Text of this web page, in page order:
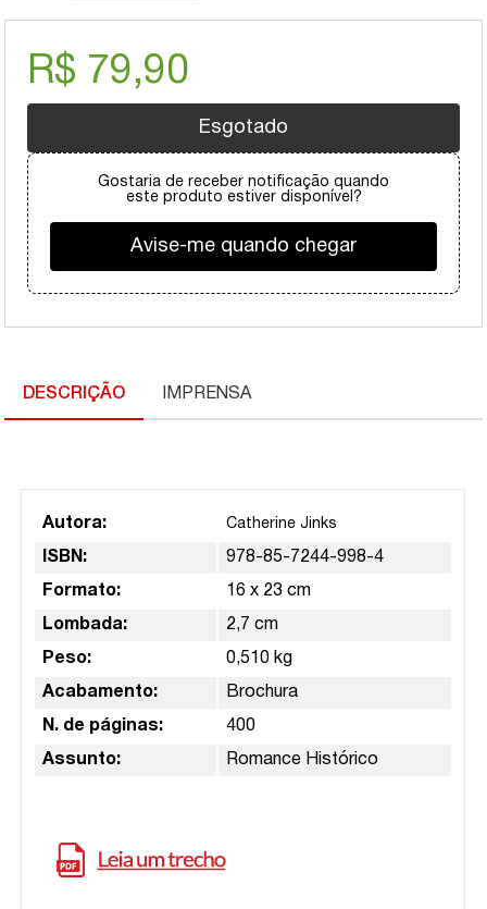
R$ 79,90
Esgotado
Gostaria de receber notificação quando
este produto estiver disponível?
Avise-me quando chegar
DESCRIÇÃO IMPRENSA
Autora: Catherine Jinks
ISBN: 978-85-7244-998-4
Formato: 16 x 23 cm
Lombada: 2,7 cm
Peso: 0,510 kg
Acabamento: Brochura
N. de páginas: 400
Assunto: Romance Histórico